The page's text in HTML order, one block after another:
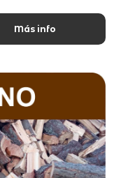
Más info